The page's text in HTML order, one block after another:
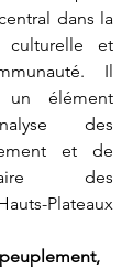
dans la
culturelle et
Il
élément
des
et de
des
Plateaux